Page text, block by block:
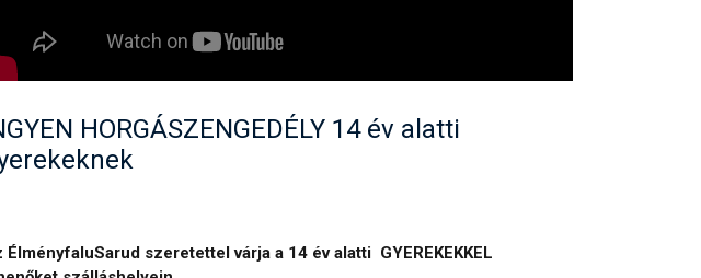
HORGÁSZENGEDÉLY 14 év alatti
ÉlményfaluSarud szeretettel várja a 14 év alatti GYEREKEKKEL